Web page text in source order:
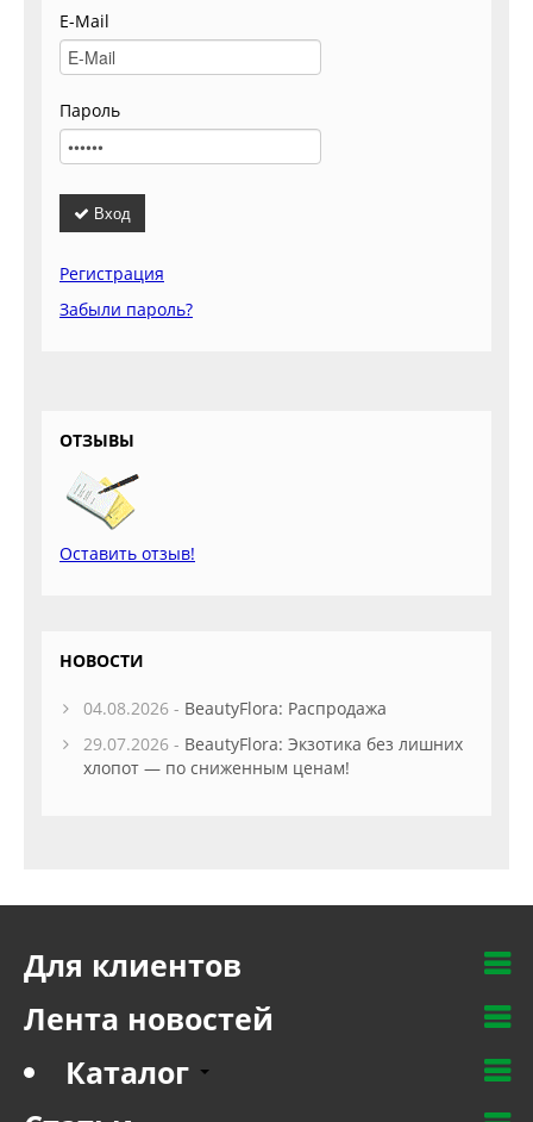
E-Mail
Пароль
Вход
Регистрация
Забыли пароль?
ОТЗЫВЫ
Оставить отзыв!
НОВОСТИ
04.08.2026 - BeautyFlora: Распродажа
29.07.2026 - BeautyFlora: Экзотика без лишних
хлопот — по сниженным ценам!
Для клиентов
Лента новостей
Каталог